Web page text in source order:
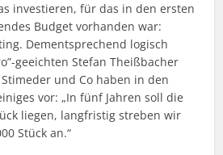
investieren, für das in den ersten
Budget vorhanden war:
Dementsprechend logisch
geeichten Stefan Theißbacher
und Co haben in den
vor: „In fünf Jahren soll die
liegen, langfristig streben wir
Stück an.“